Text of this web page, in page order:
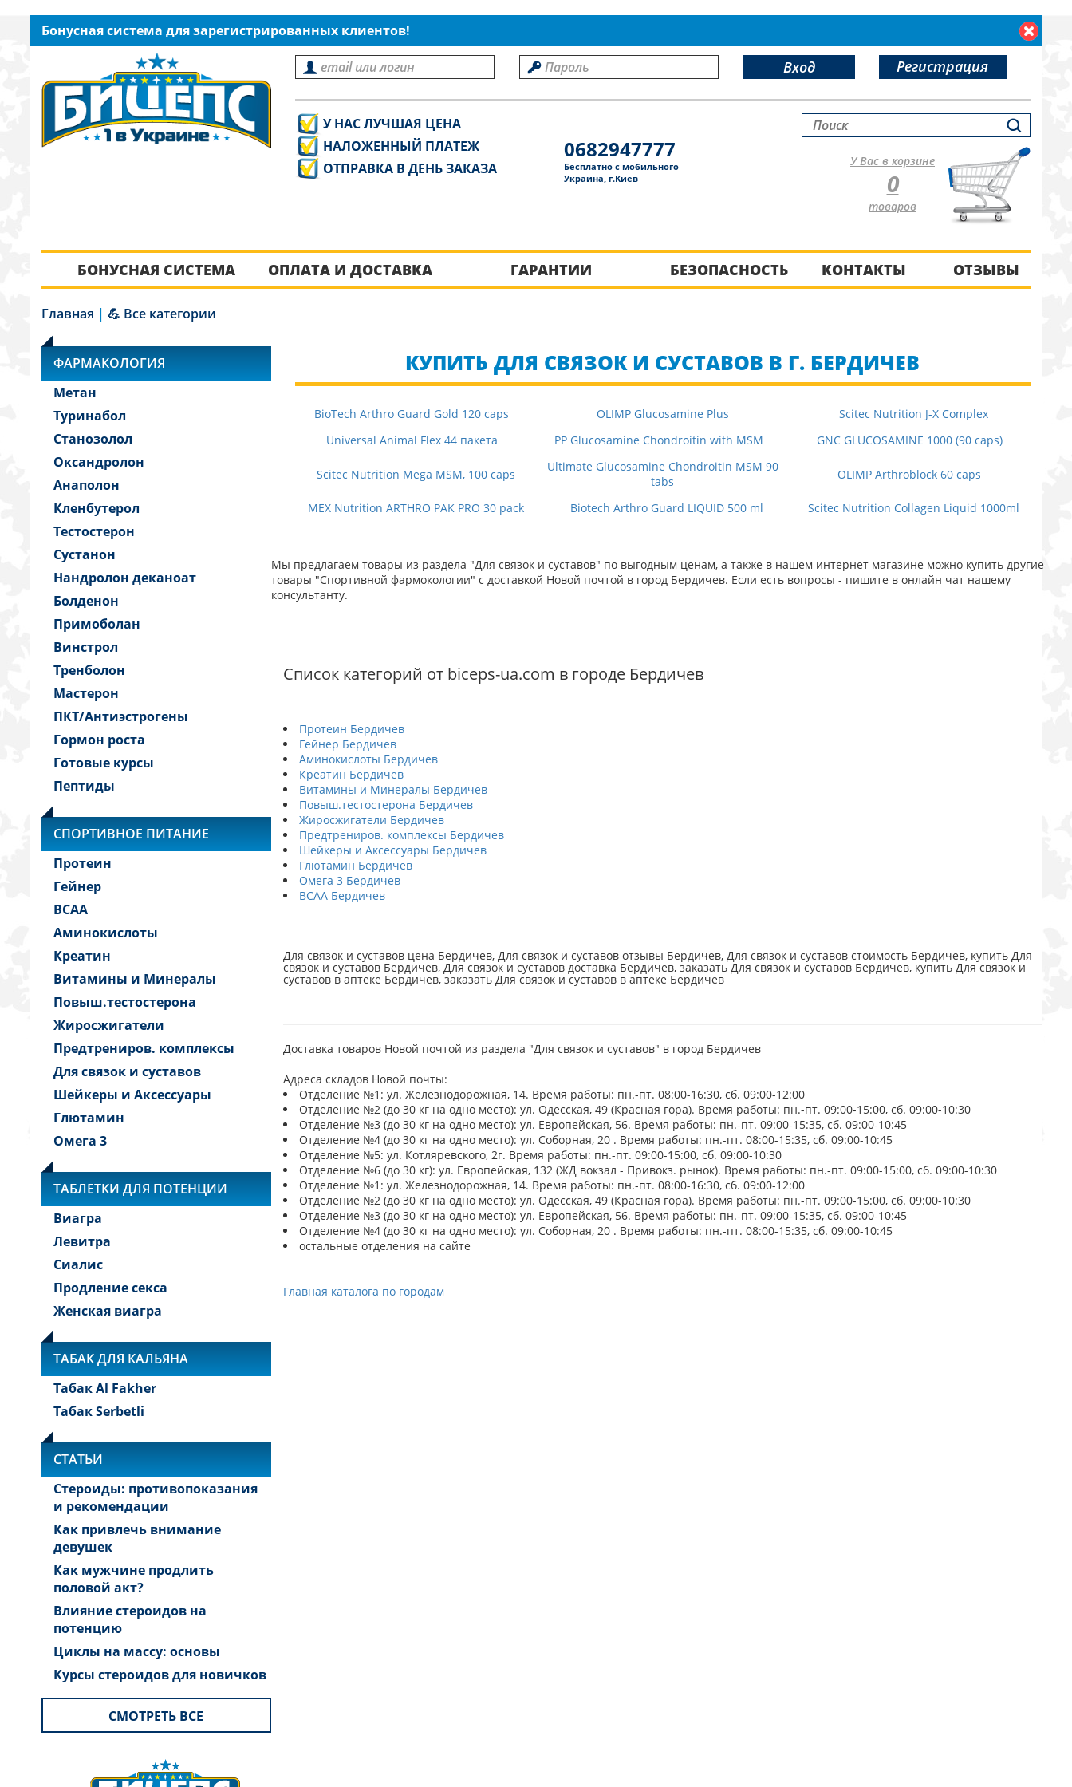
Бонусная система для зарегистрированных клиентов!
Вход Регистрация
У НАС ЛУЧШАЯ ЦЕНА
НАЛОЖЕННЫЙ ПЛАТЕЖ
ОТПРАВКА В ДЕНЬ ЗАКАЗА
0682947777
Бесплатно с мобильного
Украина, г.Киев
У Вас в корзине
0
товаров
БОНУСНАЯ СИСТЕМА ОПЛАТА И ДОСТАВКА ГАРАНТИИ БЕЗОПАСНОСТЬ КОНТАКТЫ ОТЗЫВЫ
Главная | 💪 Все категории
ФАРМАКОЛОГИЯ
Метан
Туринабол
Станозолол
Оксандролон
Анаполон
Кленбутерол
Тестостерон
Сустанон
Нандролон деканоат
Болденон
Примоболан
Винстрол
Тренболон
Мастерон
ПКТ/Антиэстрогены
Гормон роста
Готовые курсы
Пептиды
СПОРТИВНОЕ ПИТАНИЕ
Протеин
Гейнер
BCAA
Аминокислоты
Креатин
Витамины и Минералы
Повыш.тестостерона
Жиросжигатели
Предтрениров. комплексы
Для связок и суставов
Шейкеры и Аксессуары
Глютамин
Омега 3
ТАБЛЕТКИ ДЛЯ ПОТЕНЦИИ
Виагра
Левитра
Сиалис
Продление секса
Женская виагра
ТАБАК ДЛЯ КАЛЬЯНА
Табак Al Fakher
Табак Serbetli
СТАТЬИ
Стероиды: противопоказания
и рекомендации
Как привлечь внимание
девушек
Как мужчине продлить
половой акт?
Влияние стероидов на
потенцию
Циклы на массу: основы
Курсы стероидов для новичков
СМОТРЕТЬ ВСЕ
КУПИТЬ ДЛЯ СВЯЗОК И СУСТАВОВ В Г. БЕРДИЧЕВ
BioTech Arthro Guard Gold 120 caps OLIMP Glucosamine Plus
Scitec Nutrition J-X Complex
Universal Animal Flex 44 пакета
PP Glucosamine Chondroitin with MSM GNC GLUCOSAMINE 1000 (90 caps)
Scitec Nutrition Mega MSM, 100 caps
Ultimate Glucosamine Chondroitin MSM 90
tabs
OLIMP Arthroblock 60 caps
MEX Nutrition ARTHRO PAK PRO 30 pack Biotech Arthro Guard LIQUID 500 ml Scitec Nutrition Collagen Liquid 1000ml
Мы предлагаем товары из раздела "Для связок и суставов" по выгодным ценам, а также в нашем интернет магазине можно купить другие
товары "Спортивной фармокологии" с доставкой Новой почтой в город Бердичев. Если есть вопросы - пишите в онлайн чат нашему
консультанту.
Список категорий от biceps-ua.com в городе Бердичев
Протеин Бердичев
Гейнер Бердичев
Аминокислоты Бердичев
Креатин Бердичев
Витамины и Минералы Бердичев
Повыш.тестостерона Бердичев
Жиросжигатели Бердичев
Предтрениров. комплексы Бердичев
Шейкеры и Аксессуары Бердичев
Глютамин Бердичев
Омега 3 Бердичев
BCAA Бердичев
Для связок и суставов цена Бердичев, Для связок и суставов отзывы Бердичев, Для связок и суставов стоимость Бердичев, купить Для
связок и суставов Бердичев, Для связок и суставов доставка Бердичев, заказать Для связок и суставов Бердичев, купить Для связок и
суставов в аптеке Бердичев, заказать Для связок и суставов в аптеке Бердичев
Доставка товаров Новой почтой из раздела "Для связок и суставов" в город Бердичев
Адреса складов Новой почты:
Отделение №1: ул. Железнодорожная, 14. Время работы: пн.-пт. 08:00-16:30, сб. 09:00-12:00
Отделение №2 (до 30 кг на одно место): ул. Одесская, 49 (Красная гора). Время работы: пн.-пт. 09:00-15:00, сб. 09:00-10:30
Отделение №3 (до 30 кг на одно место): ул. Европейская, 56. Время работы: пн.-пт. 09:00-15:35, сб. 09:00-10:45
Отделение №4 (до 30 кг на одно место): ул. Соборная, 20 . Время работы: пн.-пт. 08:00-15:35, сб. 09:00-10:45
Отделение №5: ул. Котляревского, 2г. Время работы: пн.-пт. 09:00-15:00, сб. 09:00-10:30
Отделение №6 (до 30 кг): ул. Европейская, 132 (ЖД вокзал - Привокз. рынок). Время работы: пн.-пт. 09:00-15:00, сб. 09:00-10:30
Отделение №1: ул. Железнодорожная, 14. Время работы: пн.-пт. 08:00-16:30, сб. 09:00-12:00
Отделение №2 (до 30 кг на одно место): ул. Одесская, 49 (Красная гора). Время работы: пн.-пт. 09:00-15:00, сб. 09:00-10:30
Отделение №3 (до 30 кг на одно место): ул. Европейская, 56. Время работы: пн.-пт. 09:00-15:35, сб. 09:00-10:45
Отделение №4 (до 30 кг на одно место): ул. Соборная, 20 . Время работы: пн.-пт. 08:00-15:35, сб. 09:00-10:45
остальные отделения на сайте
Главная каталога по городам